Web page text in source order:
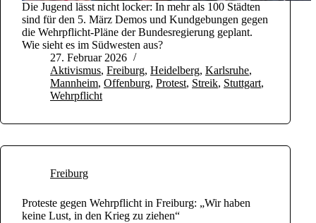
Die Jugend lässt nicht locker: In mehr als 100 Städten
sind für den 5. März Demos und Kundgebungen gegen
die Wehrpflicht-Pläne der Bundesregierung geplant.
Wie sieht es im Südwesten aus?
27. Februar 2026
Aktivismus, Freiburg, Heidelberg, Karlsruhe,
Mannheim, Offenburg, Protest, Streik, Stuttgart,
Wehrpflicht
Freiburg
Proteste gegen Wehrpflicht in Freiburg: „Wir haben
keine Lust, in den Krieg zu ziehen“